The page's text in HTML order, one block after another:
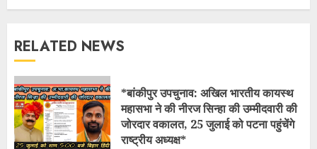
RELATED NEWS
*बांकीपुर उपचुनाव: अखिल भारतीय कायस्थ
महासभा ने की नीरज सिन्हा की उम्मीदवारी की
जोरदार वकालत, 25 जुलाई को पटना पहुंचेंगे
राष्ट्रीय अध्यक्ष*